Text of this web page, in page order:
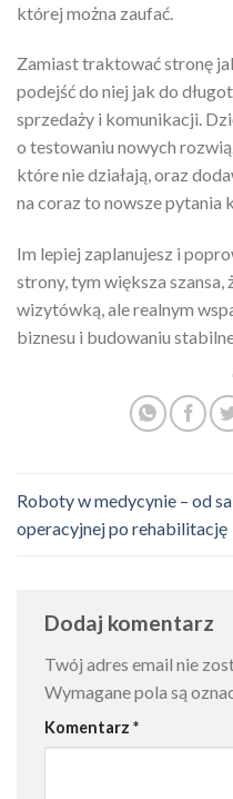
której można zaufać.
Zamiast traktować stronę
podejść do niej jak do
sprzedaży i komunikacji.
o testowaniu nowych
które nie działają, oraz
na coraz to nowsze pytania
Im lepiej zaplanujesz i
strony, tym większa szansa,
wizytówką, ale realnym
biznesu i budowaniu
Roboty w medycynie – od
operacyjnej po rehabilitację
Dodaj komentarz
Twój adres email nie
Wymagane pola są
Komentarz *